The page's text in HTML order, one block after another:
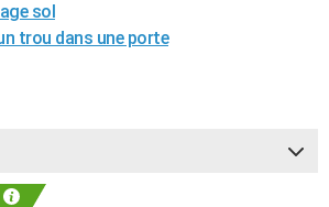
sol
trou dans une porte